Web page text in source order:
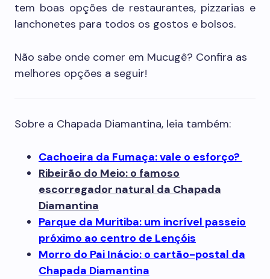
tem boas opções de restaurantes, pizzarias e
lanchonetes para todos os gostos e bolsos.
Não sabe onde comer em Mucugê? Confira as
melhores opções a seguir!
Sobre a Chapada Diamantina, leia também:
Cachoeira da Fumaça: vale o esforço?
Ribeirão do Meio: o famoso
escorregador natural da Chapada
Diamantina
Parque da Muritiba: um incrível passeio
próximo ao centro de Lençóis
Morro do Pai Inácio: o cartão-postal da
Chapada Diamantina